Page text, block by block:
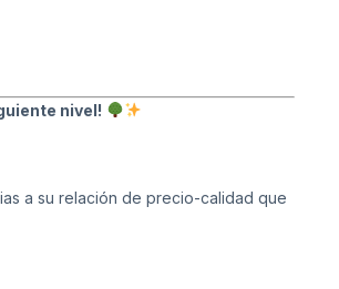
nivel!
a su relación de precio-calidad que